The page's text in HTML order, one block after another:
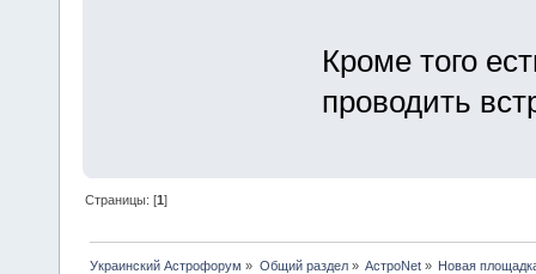
Кроме того
проводить
Страницы: [1]
Украинский Астрофорум » Общий раздел» АстроNet» Новая